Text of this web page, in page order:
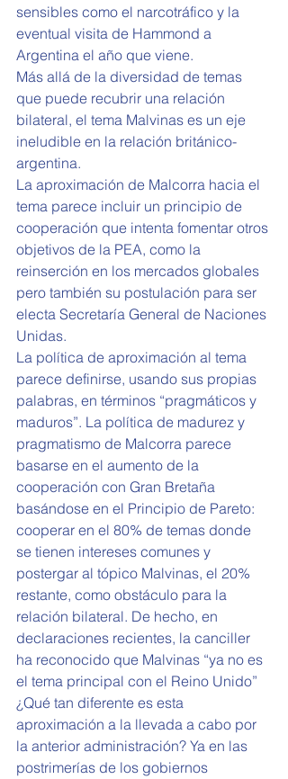
sensibles como el narcotráfico y la
eventual visita de Hammond a
Argentina el año que viene.
Más allá de la diversidad de temas
que puede recubrir una relación
bilateral, el tema Malvinas es un eje
ineludible en la relación británico-
argentina.
La aproximación de Malcorra hacia el
tema parece incluir un principio de
cooperación que intenta fomentar otros
objetivos de la PEA, como la
reinserción en los mercados globales
pero también su postulación para ser
electa Secretaría General de Naciones
Unidas.
La política de aproximación al tema
parece definirse, usando sus propias
palabras, en términos “pragmáticos y
maduros”. La política de madurez y
pragmatismo de Malcorra parece
basarse en el aumento de la
cooperación con Gran Bretaña
basándose en el Principio de Pareto:
cooperar en el 80% de temas donde
se tienen intereses comunes y
postergar al tópico Malvinas, el 20%
restante, como obstáculo para la
relación bilateral. De hecho, en
declaraciones recientes, la canciller
ha reconocido que Malvinas “ya no es
el tema principal con el Reino Unido”
¿Qué tan diferente es esta
aproximación a la llevada a cabo por
la anterior administración? Ya en las
postrimerías de los gobiernos